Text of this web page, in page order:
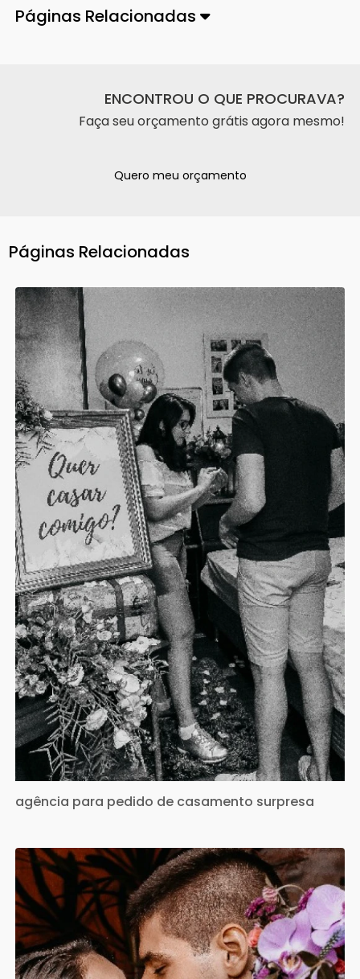
Páginas Relacionadas
ENCONTROU O QUE PROCURAVA?
Faça seu orçamento grátis agora mesmo!
Quero meu orçamento
Páginas Relacionadas
agência para pedido de casamento surpresa